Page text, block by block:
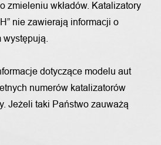
zmieleniu wkładów. Katalizatory
nie zawierają informacji o
dotyczące modelu aut
numerów katalizatorów
Jeżeli taki Państwo zauważą